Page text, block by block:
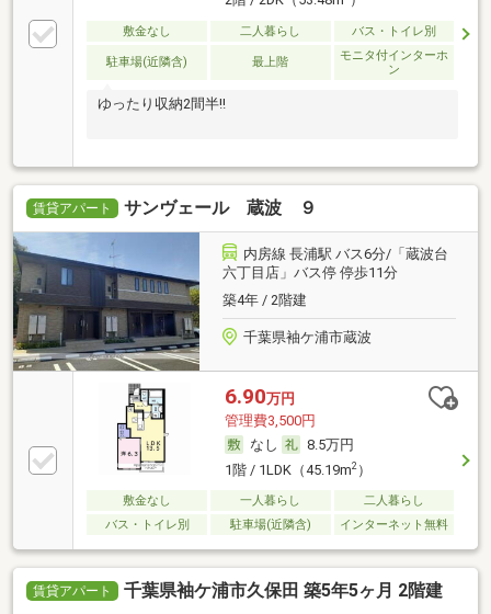
敷金なし 二人暮らし バス・トイレ別
駐車場(近隣含) 最上階
モニタ付インターホ
ン
ゆったり収納2間半!!
賃貸アパート サンヴェール 蔵波 ９
内房線 長浦駅 バス6分/「蔵波台
六丁目店」バス停 停歩11分
築4年 / 2階建
千葉県袖ケ浦市蔵波
6.90万円
管理費3,500円
なし
8.5万円
1階 / 1LDK（45.19m2）
敷金なし 一人暮らし
二人暮らし
バス・トイレ別
駐車場(近隣含) インターネット無料
賃貸アパート 千葉県袖ケ浦市久保田 築5年5ヶ月 2階建